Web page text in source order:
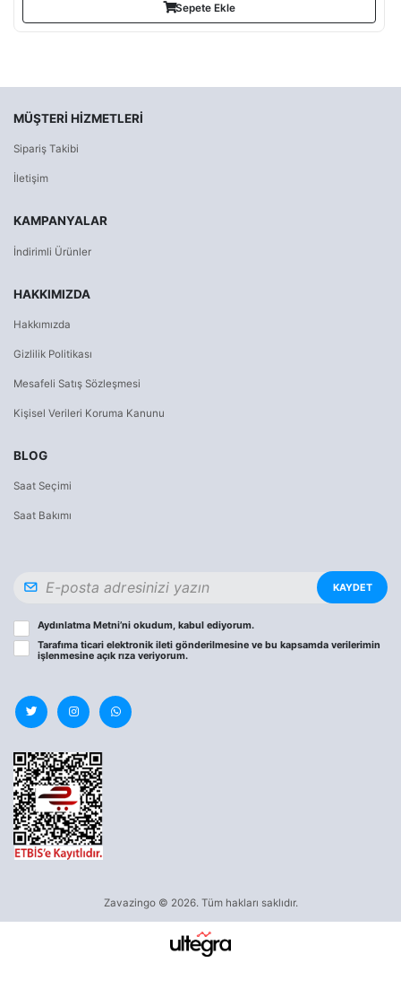
Sepete Ekle
MÜŞTERI HIZMETLERI
Sipariş Takibi
İletişim
KAMPANYALAR
İndirimli Ürünler
HAKKIMIZDA
Hakkımızda
Gizlilik Politikası
Mesafeli Satış Sözleşmesi
Kişisel Verileri Koruma Kanunu
BLOG
Saat Seçimi
Saat Bakımı
KAYDET
Aydınlatma Metni’ni okudum, kabul ediyorum.
Tarafıma ticari elektronik ileti gönderilmesine ve bu kapsamda verilerimin
işlenmesine açık rıza veriyorum.
Zavazingo © 2026. Tüm hakları saklıdır.